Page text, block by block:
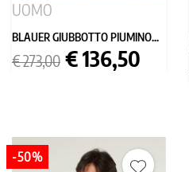
UOMO
BLAUER GIUBBOTTO PIUMINO...
Prezzo
base
€ 273,00 Prezzo
€ 136,50
-50%